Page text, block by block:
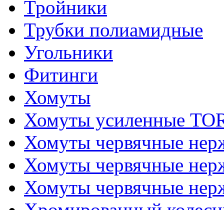
Тройники
Трубки полиамидные
Угольники
Фитинги
Хомуты
Хомуты усиленные
Хомуты червячные
Хомуты червячные
Хомуты червячные